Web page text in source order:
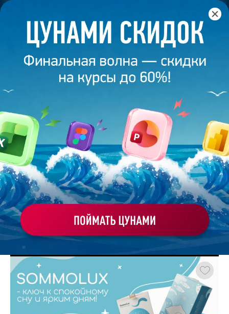
Главная /Банк слайдов / Презентация 497 – Работа
выполнена выпускником академии презентаций
Bonnie&Slide
ПРЕЗЕНТАЦИЯ 497 - РАБОТА
ВЫПОЛНЕНА ВЫПУСКНИКОМ
АКАДЕМИИ ПРЕЗЕНТАЦИЙ
BONNIE&SLIDE
Моё избранное
Работа
студента
ХОЧУ ЗАКАЗАТЬ ТАКУЮ ПРЕЗЕНТАЦИЮ